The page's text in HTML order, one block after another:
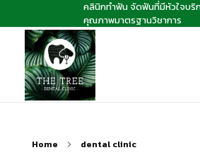
คลินิกทำฟัน จัดฟันที่มีหัวใจบริ
คุณภาพมาตรฐานวิชาการ
The Tree dental clinic
คลินิกทันตกรรมเดอะทรี "คลินิกทำฟัน จัดฟันที่มีหัวใจบริการและคุณภาพมาตรฐานวิชาการHome dental clinic